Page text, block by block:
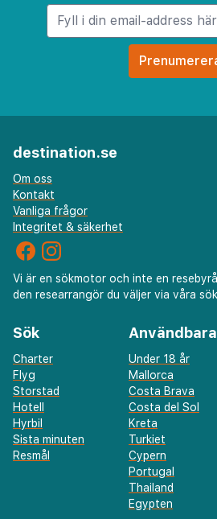
destination.se
Om oss
Kontakt
Vanliga frågor
Integritet & säkerhet
Vi är en sökmotor och inte en
den researrangör du väljer via våra
Sök
Charter
Flyg
Storstad
Hotell
Hyrbil
Sista minuten
Resmål
Under 18 år
Mallorca
Costa Brava
Costa del Sol
Kreta
Turkiet
Cypern
Portugal
Thailand
Egypten